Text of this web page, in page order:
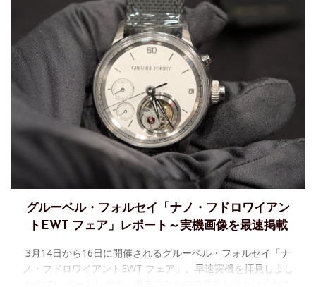
グルーベル・フォルセイ「ナノ・フドロワイアン
トEWT フェア」レポート～実機画像を最速掲載
3月14日から16日に開催されるグルーベル・フォルセイ「ナ
ノ・フドロワイアントEWT フェア」、早速実機を拝見しまし